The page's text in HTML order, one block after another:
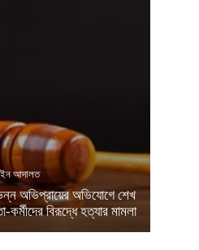
আদালত
অভিপ্রায়ের অভিযোগে শেখ
কর্মীদের বিরূদ্ধে হত্যার মামলা